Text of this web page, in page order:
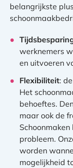
belangrijkste
werknemers
en uitvoeren
Flexibiliteit:
Het
behoeftes.
maar ook de
probleem.
worden
mogelijkheid